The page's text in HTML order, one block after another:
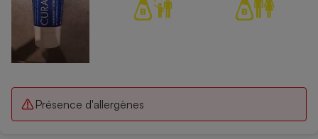
Présence d'allergènes